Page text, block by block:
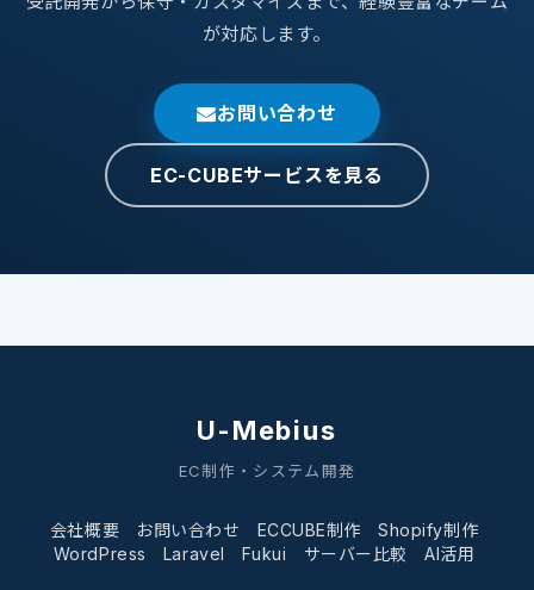
が対応します。
お問い合わせ
EC-CUBEサービスを見る
U-Mebius
EC制作・システム開発
会社概要 お問い合わせ ECCUBE制作
Shopify制作
WordPress
Laravel Fukui サーバー比較 AI活用